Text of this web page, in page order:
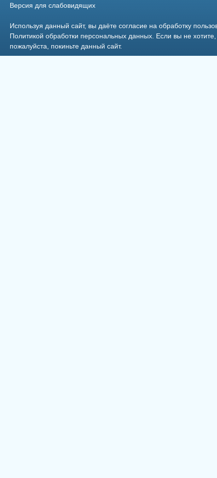
Версия для слабовидящих
Используя данный сайт, вы даёте согласие на обработку
Политикой обработки персональных данных . Если вы не
пожалуйста, покиньте данный сайт.